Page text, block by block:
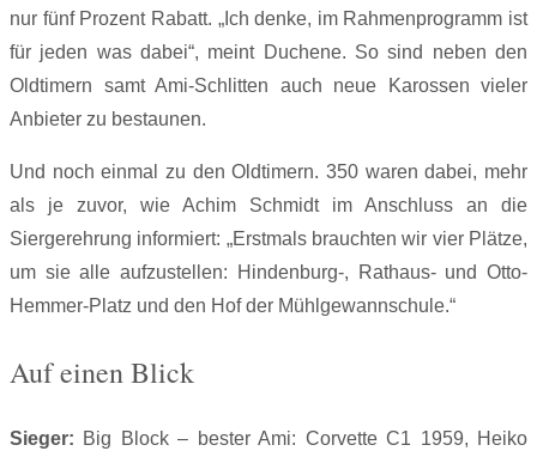
nur fünf Prozent Rabatt. „Ich denke, im Rahmenprogramm ist
für jeden was dabei“, meint Duchene. So sind neben den
Oldtimern samt Ami-Schlitten auch neue Karossen vieler
Anbieter zu bestaunen.
Und noch einmal zu den Oldtimern. 350 waren dabei, mehr
als je zuvor, wie Achim Schmidt im Anschluss an die
Siergerehrung informiert: „Erstmals brauchten wir vier Plätze,
um sie alle aufzustellen: Hindenburg-, Rathaus- und Otto-
Hemmer-Platz und den Hof der Mühlgewannschule.“
Auf einen Blick
Sieger: Big Block – bester Ami: Corvette C1 1959, Heiko